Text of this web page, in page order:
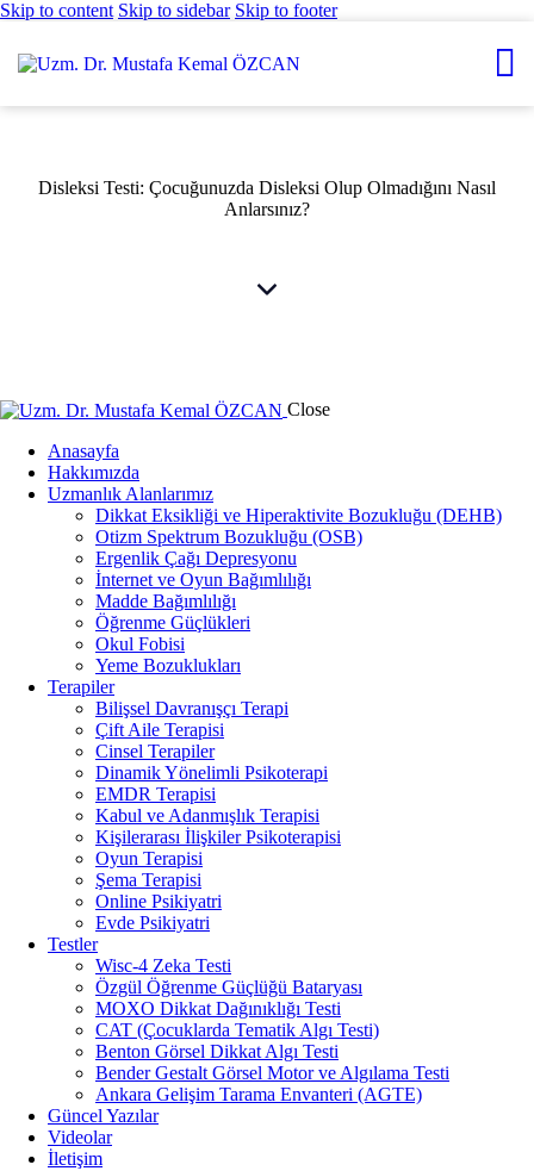
Skip to content Skip to sidebar Skip to footer
Disleksi Testi: Çocuğunuzda Disleksi Olup Olmadığını Nasıl
Anlarsınız?
Close
Anasayfa
Hakkımızda
Uzmanlık Alanlarımız
Dikkat Eksikliği ve Hiperaktivite Bozukluğu (DEHB)
Otizm Spektrum Bozukluğu (OSB)
Ergenlik Çağı Depresyonu
İnternet ve Oyun Bağımlılığı
Madde Bağımlılığı
Öğrenme Güçlükleri
Okul Fobisi
Yeme Bozuklukları
Terapiler
Bilişsel Davranışçı Terapi
Çift Aile Terapisi
Cinsel Terapiler
Dinamik Yönelimli Psikoterapi
EMDR Terapisi
Kabul ve Adanmışlık Terapisi
Kişilerarası İlişkiler Psikoterapisi
Oyun Terapisi
Şema Terapisi
Online Psikiyatri
Evde Psikiyatri
Testler
Wisc-4 Zeka Testi
Özgül Öğrenme Güçlüğü Bataryası
MOXO Dikkat Dağınıklığı Testi
CAT (Çocuklarda Tematik Algı Testi)
Benton Görsel Dikkat Algı Testi
Bender Gestalt Görsel Motor ve Algılama Testi
Ankara Gelişim Tarama Envanteri (AGTE)
Güncel Yazılar
Videolar
İletişim